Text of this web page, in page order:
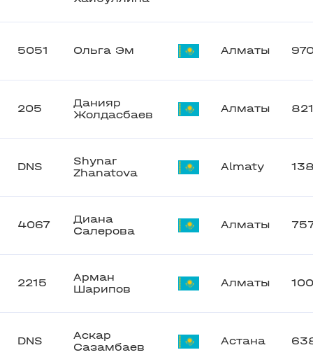
5051 Ольга Эм Алматы
205
Данияр
Жолдасбаев
Алматы
DNS
Shynar
Zhanatova
Almaty
4067
Диана
Салерова
Алматы
2215
Арман
Шарипов
Алматы
DNS
Аскар
Сазамбаев
Астана